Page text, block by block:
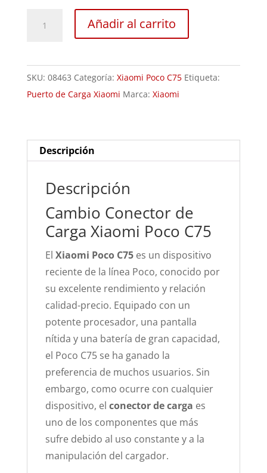
Carga
Xiaomi
Poco
Añadir al carrito
SKU: 08463 Categoría: Xiaomi Poco C75 Etiqueta:
Puerto de Carga Xiaomi Marca: Xiaomi
Descripción
Descripción
Cambio Conector de
Carga Xiaomi Poco C75
El Xiaomi Poco C75es un dispositivo
reciente de la línea Poco, conocido por
su excelente rendimiento y relación
calidad-precio. Equipado con un
potente procesador, una pantalla
nítida y una batería de gran capacidad,
el Poco C75 se ha ganado la
preferencia de muchos usuarios. Sin
embargo, como ocurre con cualquier
dispositivo, el conector de carga es
uno de los componentes que más
sufre debido al uso constante y a la
manipulación del cargador.